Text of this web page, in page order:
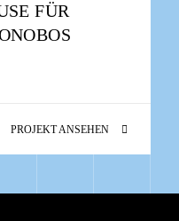
FÜR
PROJEKT ANSEHEN